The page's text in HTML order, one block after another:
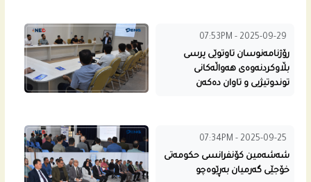
07:53PM - 2025-09-29
رۆژنامه‌نوسان تاوتوێی پرسی
بڵاوكردنه‌وه‌ى هه‌واڵه‌كانى
توندوتیژیی و تاوان ده‌كه‌ن
07:34PM - 2025-09-25
شه‌شه‌مین كۆنفرانسی حكومه‌تى
خۆجێی گه‌رمیان به‌ڕێوه‌چو